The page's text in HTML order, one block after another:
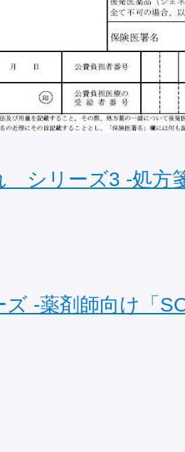
シリーズ3 ‐処方
ズ ‐薬剤師向け「